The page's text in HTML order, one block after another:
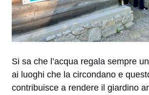
Si sa che l’acqua regala sempre
ai luoghi che la circondano e
contribuisce a rendere il giardino